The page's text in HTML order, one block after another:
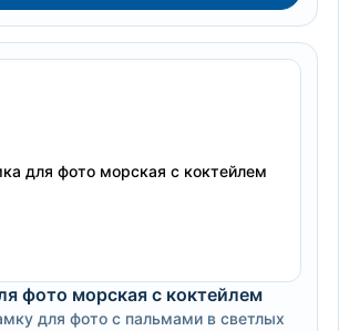
фото морская с коктейлем
для фото с пальмами в светлых